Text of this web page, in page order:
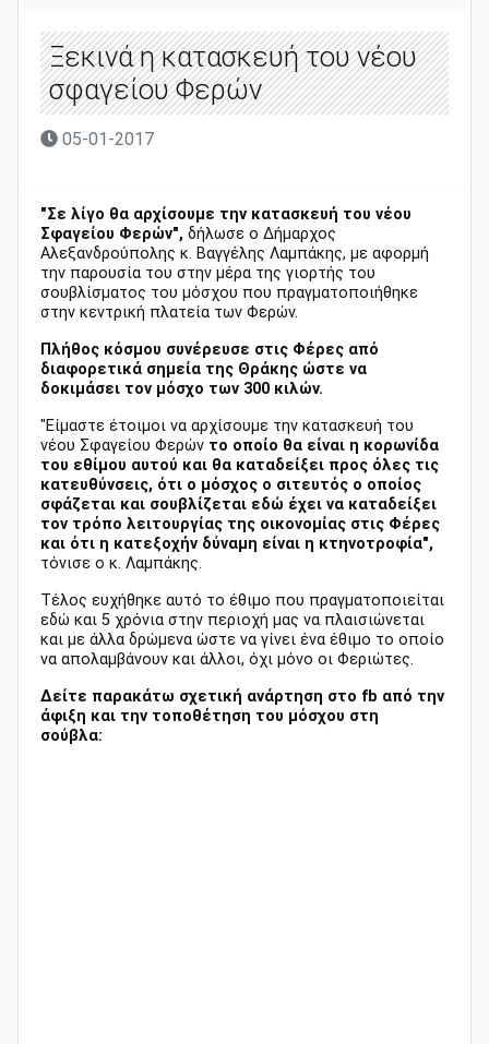
Ξεκινά η κατασκευή του νέου
σφαγείου Φερών
05-01-2017
"Σε λίγο θα αρχίσουμε την κατασκευή του νέου
Σφαγείου Φερών", δήλωσε ο Δήμαρχος
Αλεξανδρούπολης κ. Βαγγέλης Λαμπάκης, με αφορμή
την παρουσία του στην μέρα της γιορτής του
σουβλίσματος του μόσχου που πραγματοποιήθηκε
στην κεντρική πλατεία των Φερών.
Πλήθος κόσμου συνέρευσε στις Φέρες από
διαφορετικά σημεία της Θράκης ώστε να
δοκιμάσει τον μόσχο των 300 κιλών.
"Είμαστε έτοιμοι να αρχίσουμε την κατασκευή του
νέου Σφαγείου Φερών το οποίο θα είναι η κορωνίδα
του εθίμου αυτού και θα καταδείξει προς όλες τις
κατευθύνσεις, ότι ο μόσχος ο σιτευτός ο οποίος
σφάζεται και σουβλίζεται εδώ έχει να καταδείξει
τον τρόπο λειτουργίας της οικονομίας στις Φέρες
και ότι η κατεξοχήν δύναμη είναι η κτηνοτροφία",
τόνισε ο κ. Λαμπάκης.
Τέλος ευχήθηκε αυτό το έθιμο που πραγματοποιείται
εδώ και 5 χρόνια στην περιοχή μας να πλαισιώνεται
και με άλλα δρώμενα ώστε να γίνει ένα έθιμο το οποίο
να απολαμβάνουν και άλλοι, όχι μόνο οι Φεριώτες.
Δείτε παρακάτω σχετική ανάρτηση στο fb από την
άφιξη και την τοποθέτηση του μόσχου στη
σούβλα: